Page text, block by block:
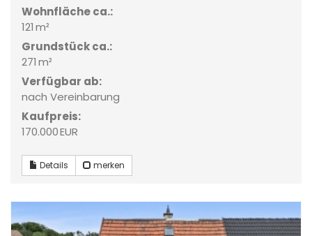
Wohnfläche ca.:
121 m²
Grund­stück ca.:
271 m²
Verfügbar ab:
nach Vereinbarung
Kaufpreis:
170.000 EUR
Details merken